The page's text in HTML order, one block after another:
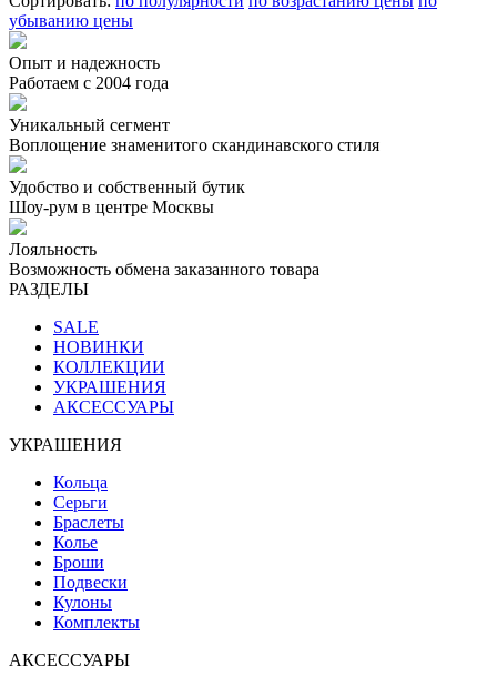
убыванию цены
Опыт и надежность
Работаем с 2004 года
Уникальный сегмент
Воплощение знаменитого скандинавского стиля
Удобство и собственный бутик
Шоу-рум в центре Москвы
Лояльность
Возможность обмена заказанного товара
РАЗДЕЛЫ
SALE
НОВИНКИ
КОЛЛЕКЦИИ
УКРАШЕНИЯ
АКСЕССУАРЫ
УКРАШЕНИЯ
Кольца
Серьги
Браслеты
Колье
Броши
Подвески
Кулоны
Комплекты
АКСЕССУАРЫ